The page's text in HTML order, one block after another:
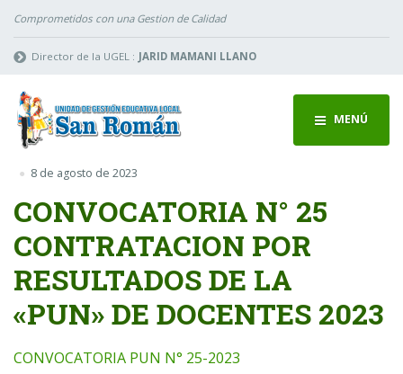
Comprometidos con una Gestion de Calidad
Director de la UGEL : JARID MAMANI LLANO
MENÚ
8 de agosto de 2023
CONVOCATORIA N° 25
CONTRATACION POR
RESULTADOS DE LA
«PUN» DE DOCENTES 2023
CONVOCATORIA PUN N° 25-2023